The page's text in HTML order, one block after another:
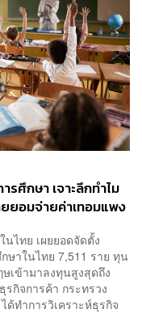
ศึกษา เจาะลึกทำไม
ยอมจ่ายค่าเทอมแพง
ไทย เผยยอดจัดตั้ง
ษาในไทย 7,511 ราย ทุน
เข้ามาลงทุนสูงสุดถึง
กิจการค้า กระทรวง
ทำการวิเคราะห์ธุรกิจ